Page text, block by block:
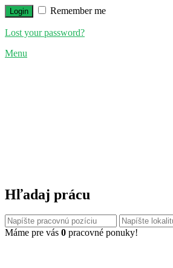
Remember me
Lost your password?
Menu
Hľadaj prácu
Máme pre vás 0 pracovné ponuky!